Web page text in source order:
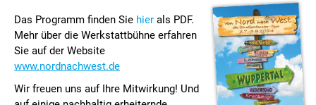
Das Programm finden Sie hier als PDF.
Mehr über die Werkstattbühne erfahren
Sie auf der Website
www.nordnachwest.de
Wir freuen uns auf Ihre Mitwirkung! Und